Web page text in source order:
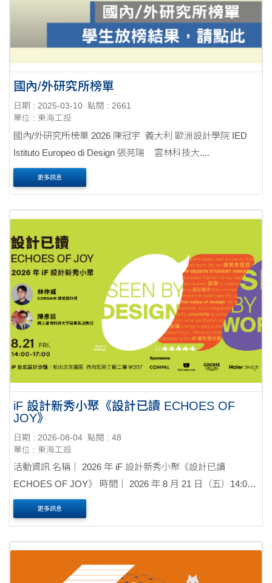
國內/外研究所榜單
日期 : 2025-03-10 點閱 : 2661
單位 : 東海工設
國內/外研究所榜單 2026 陳冠宇 義大利 歐洲設計學院 IED
Istituto Europeo di Design 張芫瑞 雲林科技大....
更多訊息
iF 設計新秀小聚《設計已讀 ECHOES OF
JOY》
日期 : 2026-08-04 點閱 : 48
單位 : 東海工設
活動資訊 名稱｜ 2026 年 iF 設計新秀小聚《設計已讀
ECHOES OF JOY》 時間｜ 2026 年 8 月 21 日（五）14:00–
17:00 對象｜ 設計相關科系....
更多訊息